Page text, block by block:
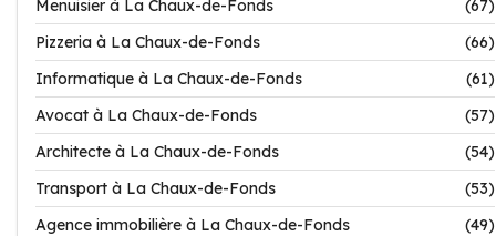
Menuisier à La Chaux-de-Fonds
(67)
Pizzeria à La Chaux-de-Fonds
(66)
Informatique à La Chaux-de-Fonds
(61)
Avocat à La Chaux-de-Fonds
(57)
Architecte à La Chaux-de-Fonds
(54)
Transport à La Chaux-de-Fonds
(53)
Agence immobilière à La Chaux-de-Fonds
(49)